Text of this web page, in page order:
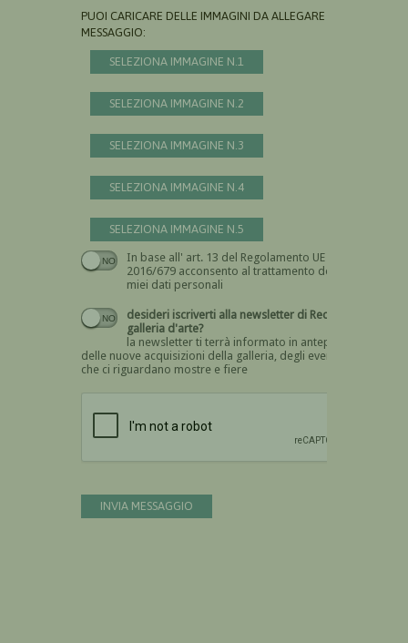
PUOI CARICARE DELLE IMMAGINI DA ALLEGARE AL
MESSAGGIO:
SELEZIONA IMMAGINE N.1
SELEZIONA IMMAGINE N.2
SELEZIONA IMMAGINE N.3
SELEZIONA IMMAGINE N.4
SELEZIONA IMMAGINE N.5
In base all' art. 13 del Regolamento UE n.
2016/679 acconsento al trattamento dei
miei dati personali
Devi dare il consenso
desideri iscriverti alla newsletter di Recta
galleria d'arte?
la newsletter ti terrà informato in anteprima
delle nuove acquisizioni della galleria, degli eventi
che ci riguardano mostre e fiere
INVIA MESSAGGIO